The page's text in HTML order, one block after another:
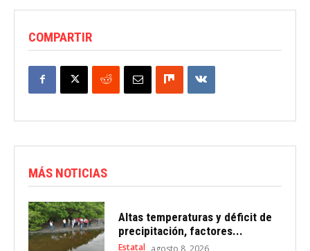
COMPARTIR
MÁS NOTICIAS
Altas temperaturas y déficit de
precipitación, factores...
Estatal agosto 8, 2026